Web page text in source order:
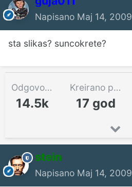
Napisano Maj 14, 2009
sta slikas? suncokrete?
Odgovora
14.5k
Kreirano pre
17 god
stein
Napisano Maj 14, 2009